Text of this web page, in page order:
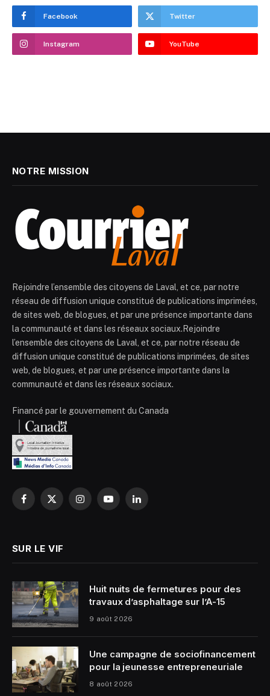
Facebook Twitter
Instagram YouTube
NOTRE MISSION
Rejoindre l’ensemble des citoyens de Laval, et ce, par notre
réseau de diffusion unique constitué de publications imprimées,
de sites web, de blogues, et par une présence importante dans
la communauté et dans les réseaux sociaux.Rejoindre
l’ensemble des citoyens de Laval, et ce, par notre réseau de
diffusion unique constitué de publications imprimées, de sites
web, de blogues, et par une présence importante dans la
communauté et dans les réseaux sociaux.
Financé par le gouvernement du Canada
Facebook
X
InstagramYouTubeLinkedIn
SUR LE VIF
Huit nuits de fermetures pour des
travaux d’asphaltage sur l’A-15
9 août 2026
Une campagne de sociofinancement
pour la jeunesse entrepreneuriale
8 août 2026